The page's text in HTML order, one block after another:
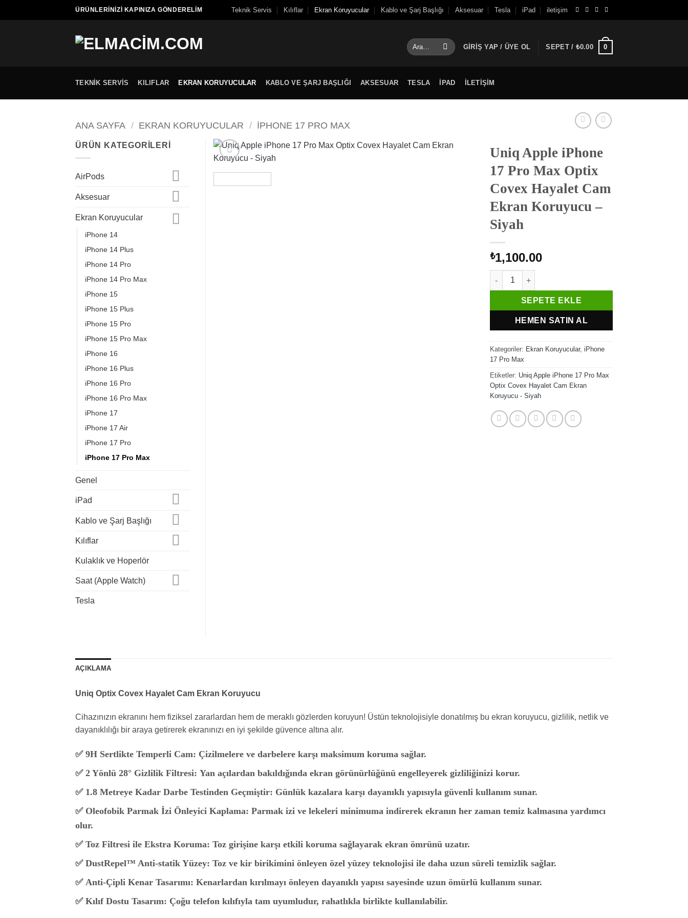
atla
ÜRÜNLERINIZI KAPINIZA GÖNDERELIM Teknik Servis Kılıflar Ekran Koruyucular Kablo ve Şarj Başlığı Aksesuar Tesla iPad iletişim
Ara:
GIRIŞ YAP / ÜYE OL SEPET / ₺0.00 0
TEKNIK SERVIS KILIFLAR EKRAN KORUYUCULAR KABLO VE ŞARJ BAŞLIĞI AKSESUAR TESLA IPAD ILETIŞIM
ANA SAYFA / EKRAN KORUYUCULAR / IPHONE 17 PRO MAX
Uniq Apple iPhone
17 Pro Max Optix
Covex Hayalet Cam
Ekran Koruyucu –
Siyah
₺1,100.00
Uniq Apple iPhone 17 Pro Max Optix Covex Hayalet
SEPETE EKLE
HEMEN SATIN AL
Kategoriler: Ekran Koruyucular, iPhone
17 Pro Max
Etiketler: Uniq Apple iPhone 17 Pro Max
Optix Covex Hayalet Cam Ekran
Koruyucu - Siyah
ÜRÜN KATEGORILERI
AirPods
Aksesuar
Ekran Koruyucular
iPhone 14
iPhone 14 Plus
iPhone 14 Pro
iPhone 14 Pro Max
iPhone 15
iPhone 15 Plus
iPhone 15 Pro
iPhone 15 Pro Max
iPhone 16
iPhone 16 Plus
iPhone 16 Pro
iPhone 16 Pro Max
iPhone 17
iPhone 17 Air
iPhone 17 Pro
iPhone 17 Pro Max
Genel
iPad
Kablo ve Şarj Başlığı
Kılıflar
Kulaklık ve Hoperlör
Saat (Apple Watch)
Tesla
AÇIKLAMA
Uniq Optix Covex Hayalet Cam Ekran Koruyucu
Cihazınızın ekranını hem fiziksel zararlardan hem de meraklı gözlerden koruyun! Üstün teknolojisiyle donatılmış bu ekran koruyucu, gizlilik, netlik ve
dayanıklılığı bir araya getirerek ekranınızı en iyi şekilde güvence altına alır.
✅ 9H Sertlikte Temperli Cam: Çizilmelere ve darbelere karşı maksimum koruma sağlar.
✅ 2 Yönlü 28° Gizlilik Filtresi: Yan açılardan bakıldığında ekran görünürlüğünü engelleyerek gizliliğinizi korur.
✅ 1.8 Metreye Kadar Darbe Testinden Geçmiştir: Günlük kazalara karşı dayanıklı yapısıyla güvenli kullanım sunar.
✅ Oleofobik Parmak İzi Önleyici Kaplama: Parmak izi ve lekeleri minimuma indirerek ekranın her zaman temiz kalmasına yardımcı
olur.
✅ Toz Filtresi ile Ekstra Koruma: Toz girişine karşı etkili koruma sağlayarak ekran ömrünü uzatır.
✅ DustRepel™ Anti-statik Yüzey: Toz ve kir birikimini önleyen özel yüzey teknolojisi ile daha uzun süreli temizlik sağlar.
✅ Anti-Çipli Kenar Tasarımı: Kenarlardan kırılmayı önleyen dayanıklı yapısı sayesinde uzun ömürlü kullanım sunar.
✅ Kılıf Dostu Tasarım: Çoğu telefon kılıfıyla tam uyumludur, rahatlıkla birlikte kullanılabilir.